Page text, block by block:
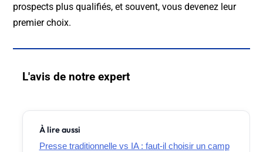
prospects plus qualifiés, et souvent, vous devenez leur
premier choix.
L'avis de notre expert
À lire aussi
Presse traditionnelle vs IA : faut-il choisir un camp